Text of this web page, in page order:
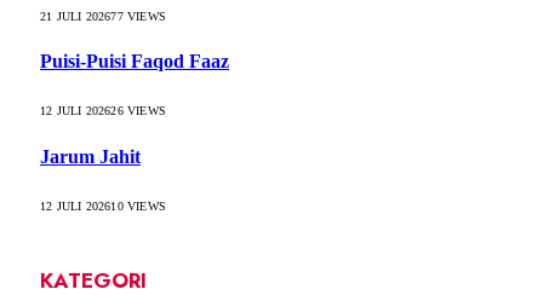
21 JULI 202677VIEWS
Puisi-Puisi Faqod Faaz
12 JULI 202626VIEWS
Jarum Jahit
12 JULI 202610VIEWS
KATEGORI